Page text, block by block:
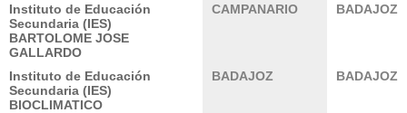
Instituto de Educación
Secundaria (IES)
BARTOLOME JOSE
GALLARDO
CAMPANARIO BADAJOZ
Instituto de Educación
Secundaria (IES)
BIOCLIMATICO
BADAJOZ BADAJOZ